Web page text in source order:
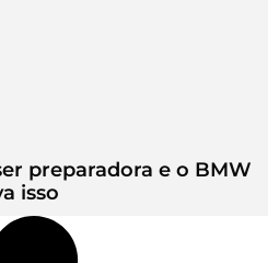
preparadora e o BMW
isso